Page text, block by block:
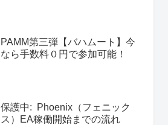
PAMM第三弾【バハムート】今
なら手数料０円で参加可能！
保護中: Phoenix（フェニック
ス）EA稼働開始までの流れ